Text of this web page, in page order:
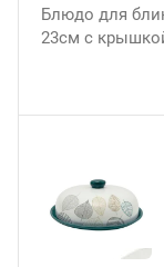
Блюдо для
23см с